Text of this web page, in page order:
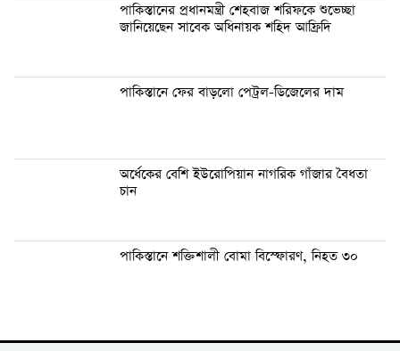
পাকিস্তানের প্রধানমন্ত্রী শেহবাজ শরিফকে শুভেচ্ছা
জানিয়েছেন সাবেক অধিনায়ক শহিদ আফ্রিদি
পাকিস্তানে ফের বাড়লো পেট্রল-ডিজেলের দাম
অর্ধেকের বেশি ইউরোপিয়ান নাগরিক গাঁজার বৈধতা
চান
পাকিস্তানে শক্তিশালী বোমা বিস্ফোরণ, নিহত ৩০